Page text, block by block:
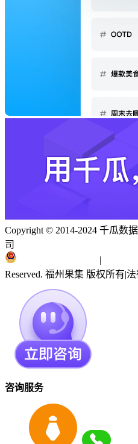
Copyright © 2014-2024 千瓜数
司
|
Reserved. 福州果集 版权所有|法
咨询服务